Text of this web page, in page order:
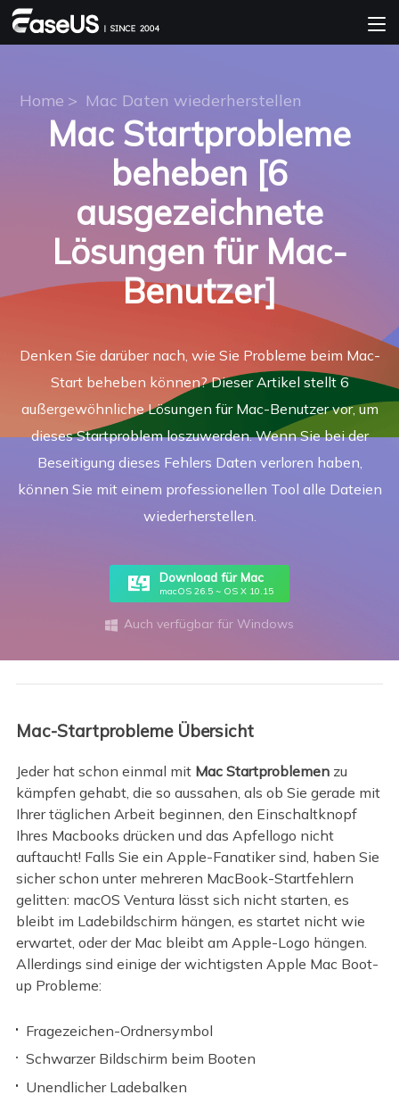
Home > Mac Daten wiederherstellen
Mac Startprobleme
beheben [6
ausgezeichnete
Lösungen für Mac-
Benutzer]
Denken Sie darüber nach, wie Sie Probleme beim Mac-
Start beheben können? Dieser Artikel stellt 6
außergewöhnliche Lösungen für Mac-Benutzer vor, um
dieses Startproblem loszuwerden. Wenn Sie bei der
Beseitigung dieses Fehlers Daten verloren haben,
können Sie mit einem professionellen Tool alle Dateien
wiederherstellen.
Download für Mac
macOS 26.5 ~ OS X 10.15
 Auch verfügbar für Windows
Mac-Startprobleme Übersicht
Jeder hat schon einmal mit Mac Startproblemenzu
kämpfen gehabt, die so aussahen, als ob Sie gerade mit
Ihrer täglichen Arbeit beginnen, den Einschaltknopf
Ihres Macbooks drücken und das Apfellogo nicht
auftaucht! Falls Sie ein Apple-Fanatiker sind, haben Sie
sicher schon unter mehreren MacBook-Startfehlern
gelitten: macOS Ventura lässt sich nicht starten, es
bleibt im Ladebildschirm hängen, es startet nicht wie
erwartet, oder der Mac bleibt am Apple-Logo hängen.
Allerdings sind einige der wichtigsten Apple Mac Boot-
up Probleme:
Fragezeichen-Ordnersymbol
Schwarzer Bildschirm beim Booten
Unendlicher Ladebalken